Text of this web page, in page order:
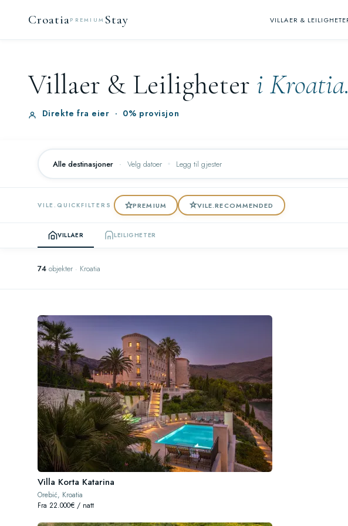
CroatiaPREMIUM Stay VILLAER &
Villaer & Leiligheter i Kroatia.
Direkte fra eier · 0% provisjon
Alle destinasjoner · Velg datoer Legg til gjester
VILE.QUICKFILTERS PREMIUM VILE.RECOMMENDED
VILLAER LEILIGHETER
74 objekter · Kroatia
Villa Korta Katarina
Orebić, Kroatia
Fra 22.000€ / natt